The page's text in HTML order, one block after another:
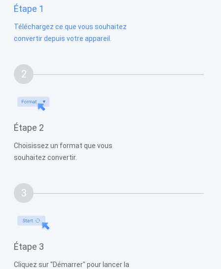
Étape 1
Téléchargez ce que vous souhaitez
convertir depuis votre appareil.
2
Étape 2
Choisissez un format que vous
souhaitez convertir.
3
Étape 3
Cliquez sur "Démarrer" pour lancer la